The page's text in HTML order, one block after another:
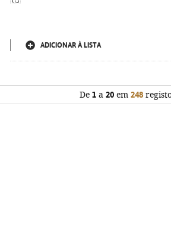
ADICIONAR À LISTA
De 1 a 20 em 248